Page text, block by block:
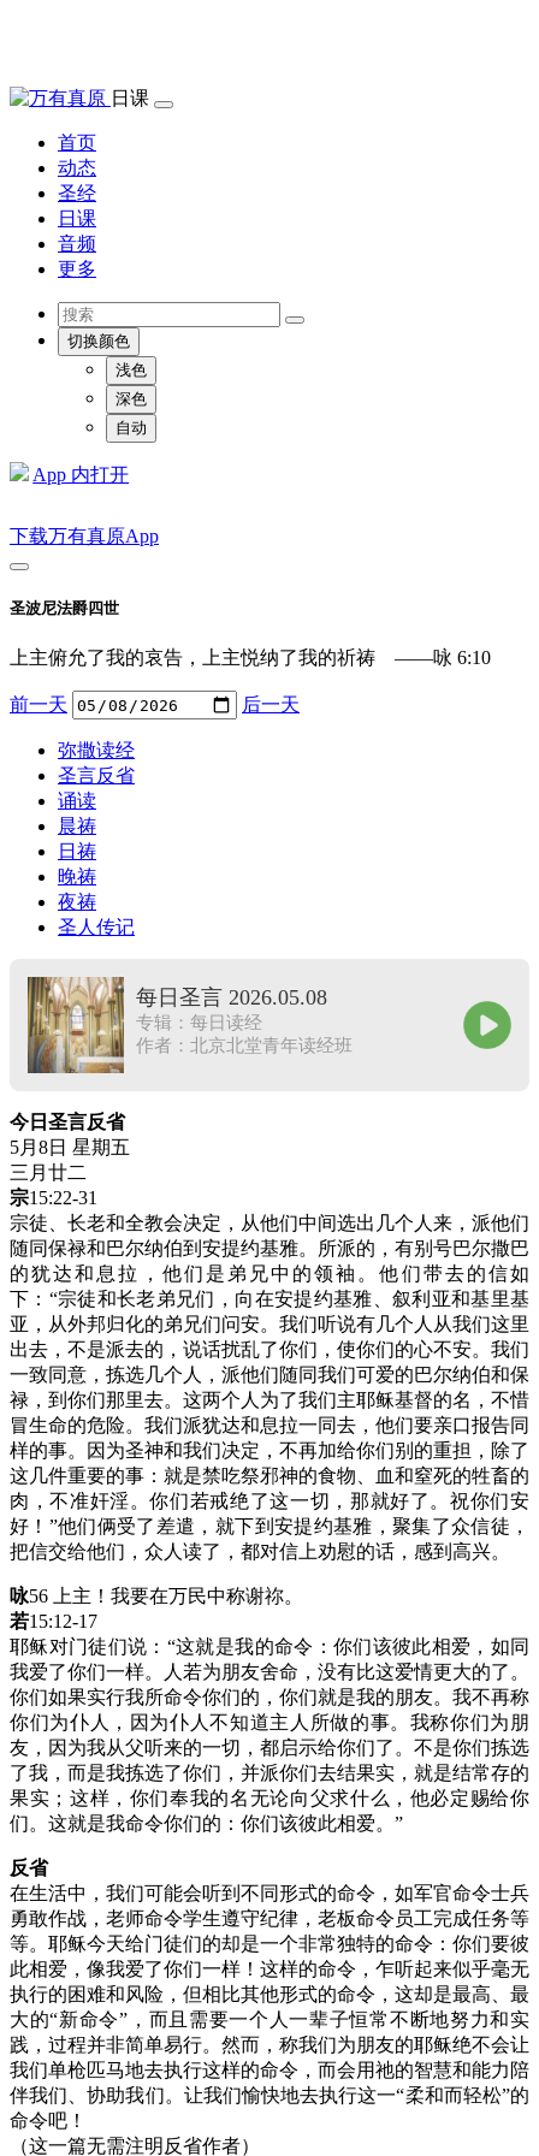
日课
首页
动态
圣经
日课
音频
更多
切换颜色
浅色
深色
自动
App 内打开
下载万有真原App
圣波尼法爵四世
上主俯允了我的哀告，上主悦纳了我的祈祷 ——咏 6:10
前一天 后一天
弥撒读经
圣言反省
诵读
晨祷
日祷
晚祷
夜祷
圣人传记
每日圣言 2026.05.08
专辑：每日读经
作者：北京北堂青年读经班
今日圣言反省
5月8日 星期五
三月廿二
宗15:22-31
宗徒、长老和全教会决定，从他们中间选出几个人来，派他们
随同保禄和巴尔纳伯到安提约基雅。所派的，有别号巴尔撒巴
的犹达和息拉，他们是弟兄中的领袖。他们带去的信如
下：“宗徒和长老弟兄们，向在安提约基雅、叙利亚和基里基
亚，从外邦归化的弟兄们问安。我们听说有几个人从我们这里
出去，不是派去的，说话扰乱了你们，使你们的心不安。我们
一致同意，拣选几个人，派他们随同我们可爱的巴尔纳伯和保
禄，到你们那里去。这两个人为了我们主耶稣基督的名，不惜
冒生命的危险。我们派犹达和息拉一同去，他们要亲口报告同
样的事。因为圣神和我们决定，不再加给你们别的重担，除了
这几件重要的事：就是禁吃祭邪神的食物、血和窒死的牲畜的
肉，不准奸淫。你们若戒绝了这一切，那就好了。祝你们安
好！”他们俩受了差遣，就下到安提约基雅，聚集了众信徒，
把信交给他们，众人读了，都对信上劝慰的话，感到高兴。
咏56 上主！我要在万民中称谢祢。
若15:12-17
耶稣对门徒们说：“这就是我的命令：你们该彼此相爱，如同
我爱了你们一样。人若为朋友舍命，没有比这爱情更大的了。
你们如果实行我所命令你们的，你们就是我的朋友。我不再称
你们为仆人，因为仆人不知道主人所做的事。我称你们为朋
友，因为我从父听来的一切，都启示给你们了。不是你们拣选
了我，而是我拣选了你们，并派你们去结果实，就是结常存的
果实；这样，你们奉我的名无论向父求什么，他必定赐给你
们。这就是我命令你们的：你们该彼此相爱。”
反省
在生活中，我们可能会听到不同形式的命令，如军官命令士兵
勇敢作战，老师命令学生遵守纪律，老板命令员工完成任务等
等。耶稣今天给门徒们的却是一个非常独特的命令：你们要彼
此相爱，像我爱了你们一样！这样的命令，乍听起来似乎毫无
执行的困难和风险，但相比其他形式的命令，这却是最高、最
大的“新命令”，而且需要一个人一辈子恒常不断地努力和实
践，过程并非简单易行。然而，称我们为朋友的耶稣绝不会让
我们单枪匹马地去执行这样的命令，而会用祂的智慧和能力陪
伴我们、协助我们。让我们愉快地去执行这一“柔和而轻松”的
命令吧！
（这一篇无需注明反省作者）